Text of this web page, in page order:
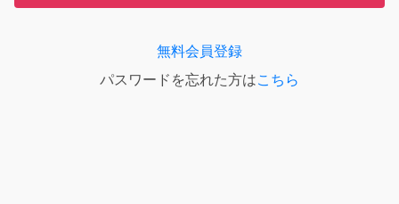
無料会員登録
パスワードを忘れた方はこちら